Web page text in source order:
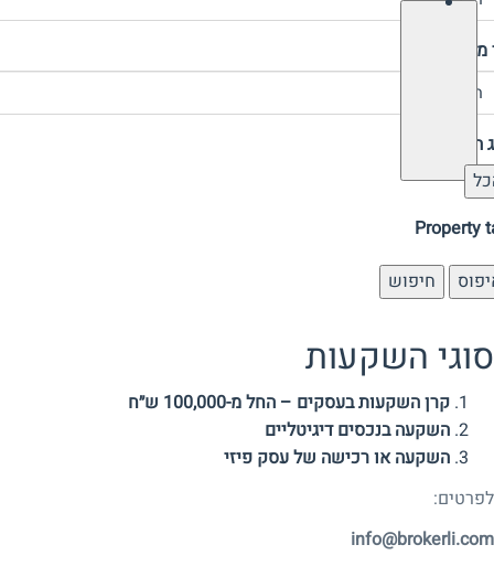
(₪)
השקעה
Property
חיפוש
סוגי השקעות
קרן השקעות בעסקים – החל מ-100,000 ש״ח
השקעה בנכסים דיגיטליים
השקעה או רכישה של עסק פיזי
לפרטים:
info@brokerli.com